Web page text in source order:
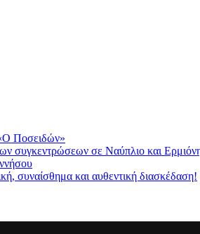
Ποσειδών»
συγκεντρώσεων σε Ναύπλιο και
συναίσθημα και αυθεντική διασκέδαση!